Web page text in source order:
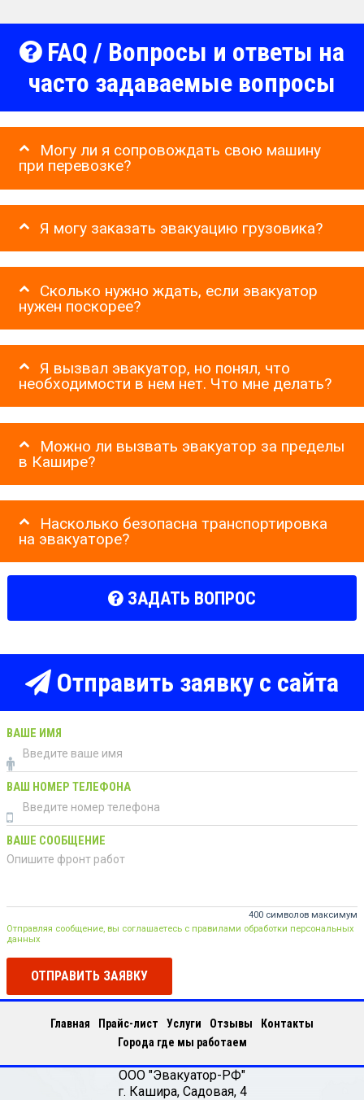
FAQ / Вопросы и ответы на
часто задаваемые вопросы
Могу ли я сопровождать свою машину
при перевозке?
Я могу заказать эвакуацию грузовика?
Сколько нужно ждать, если эвакуатор
нужен поскорее?
Я вызвал эвакуатор, но понял, что
необходимости в нем нет. Что мне делать?
Можно ли вызвать эвакуатор за пределы
в Кашире?
Насколько безопасна транспортировка
на эвакуаторе?
ЗАДАТЬ ВОПРОС
Отправить заявку с сайта
ВАШЕ ИМЯ
ВАШ НОМЕР ТЕЛЕФОНА
ВАШЕ СООБЩЕНИЕ
400 символов максимум
Отправляя сообщение, вы соглашаетесь с правилами обработки персональных
данных
ОТПРАВИТЬ ЗАЯВКУ
Главная Прайс-лист Услуги Отзывы
Контакты
Города где мы работаем
ООО "Эвакуатор-РФ"
г. Кашира, Садовая, 4